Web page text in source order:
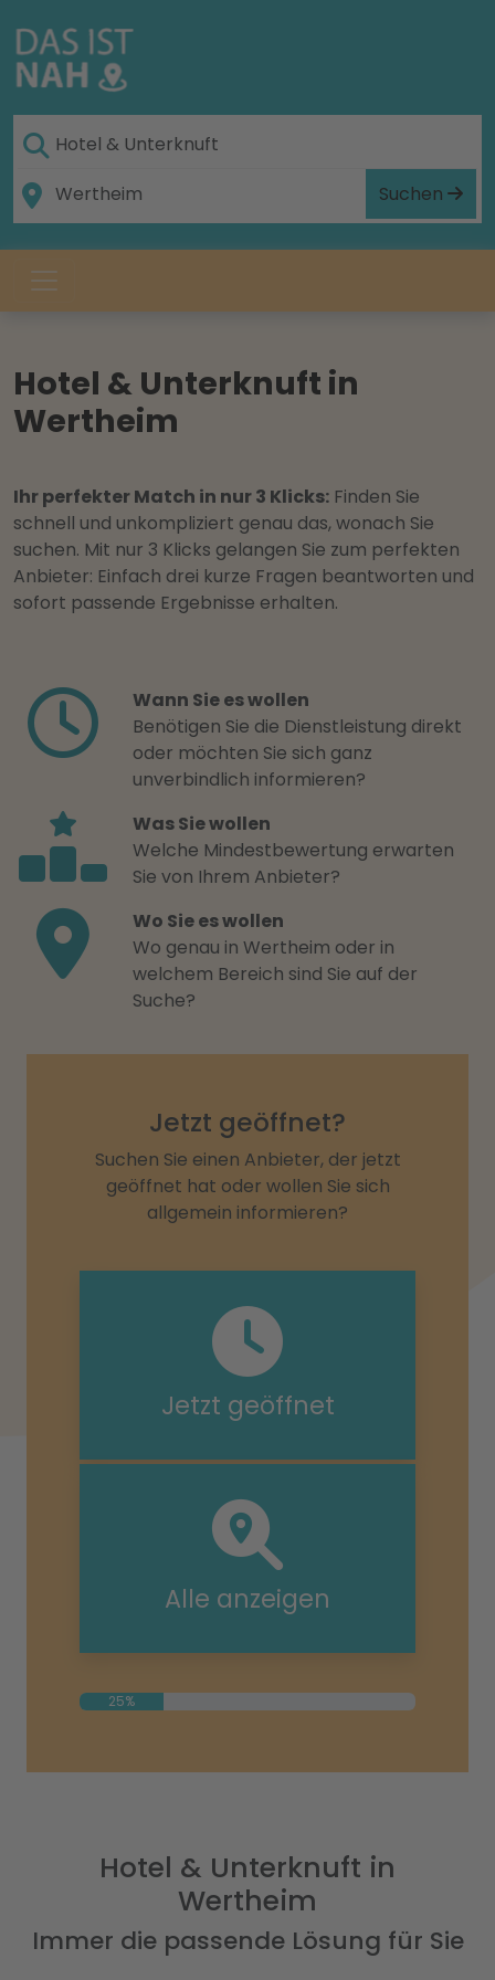
Suchen
Hotel & Unterknuft in
Wertheim
Ihr perfekter Match in nur 3 Klicks: Finden Sie
schnell und unkompliziert genau das, wonach Sie
suchen. Mit nur 3 Klicks gelangen Sie zum perfekten
Anbieter: Einfach drei kurze Fragen beantworten und
sofort passende Ergebnisse erhalten.
Wann Sie es wollen
Benötigen Sie die Dienstleistung direkt
oder möchten Sie sich ganz
unverbindlich informieren?
Was Sie wollen
Welche Mindestbewertung erwarten
Sie von Ihrem Anbieter?
Wo Sie es wollen
Wo genau in Wertheim oder in
welchem Bereich sind Sie auf der
Suche?
Jetzt geöffnet?
Suchen Sie einen Anbieter, der jetzt
geöffnet hat oder wollen Sie sich
allgemein informieren?
Jetzt geöffnet
Alle anzeigen
25%
Hotel & Unterknuft in
Wertheim
Immer die passende Lösung für Sie